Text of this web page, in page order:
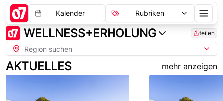
Kalender Rubriken
WELLNESS+ERHOLUNG teilen
AKTUELLES mehr anzeigen